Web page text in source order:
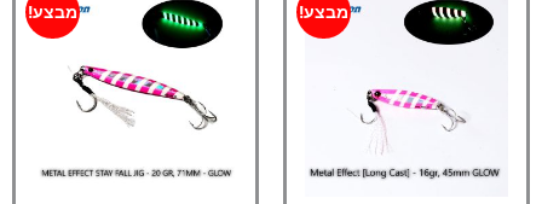
מבצע! מבצע!